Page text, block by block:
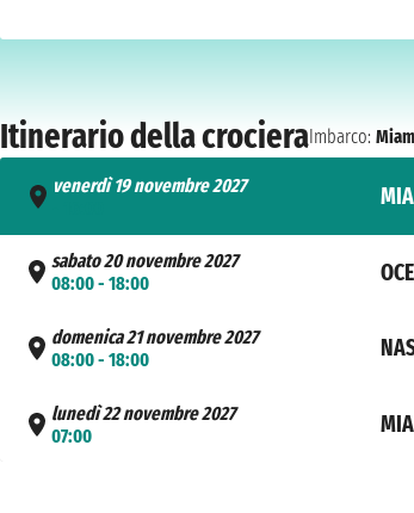
Itinerario della crocieraImbarco:
venerdì 19 novembre 2027
sabato 20 novembre 2027
08:00 - 18:00
domenica 21 novembre 2027
08:00 - 18:00
lunedì 22 novembre 2027
07:00